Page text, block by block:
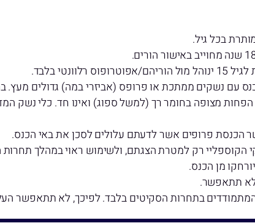
בכל גיל.
בלבד.
נשקים ממתכת או פרופס (אביזרי במה) גדולים מעץ.
הפחות מצופה בחומר רך (למשל ספוג) ואינו חד. כלי נשק
פרופים אשר לדעתם עלולים לסכן את באי הכנס.
רק למטרת הצגתם, ולשימוש ראוי במהלך
מן הכנס.
לא תתאפשר.
בתחרות הסקיטים בלבד. לפיכך, לא תתאפשר